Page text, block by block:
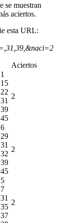
se muestran
aciertos.
esta URL:
Aciertos
1
15
22
31
39
45
2
6
29
31
32
39
45
2
5
7
31
35
37
2